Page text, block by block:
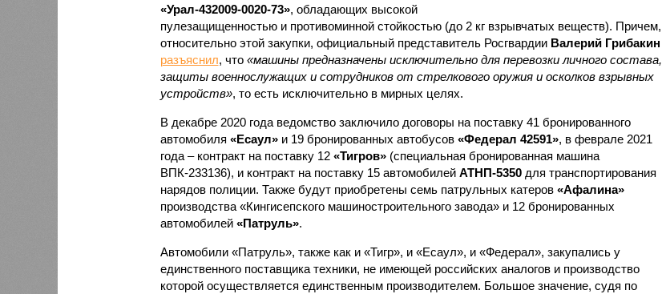
«Урал-432009-0020-73», обладающих высокой
пулезащищенностью и противоминной стойкостью (до 2 кг взрывчатых веществ). Причем,
относительно этой закупки, официальный представитель Росгвардии Валерий Грибакин
разъяснил, что «машины предназначены исключительно для перевозки личного состава,
защиты военнослужащих и сотрудников от стрелкового оружия и осколков взрывных
устройств», то есть исключительно в мирных целях.
В декабре 2020 года ведомство заключило договоры на поставку 41 бронированного
автомобиля «Есаул»и 19 бронированных автобусов «Федерал 42591», в феврале 2021
года – контракт на поставку 12 «Тигров»(специальная бронированная машина
ВПК-233136), и контракт на поставку 15 автомобилей АТНП-5350для транспортирования
нарядов полиции. Также будут приобретены семь патрульных катеров «Афалина»
производства «Кингисепского машиностроительного завода» и 12 бронированных
автомобилей «Патруль».
Автомобили «Патруль», также как и «Тигр», и «Есаул», и «Федерал», закупались у
единственного поставщика техники, не имеющей российских аналогов и производство
которой осуществляется единственным производителем. Большое значение, судя по